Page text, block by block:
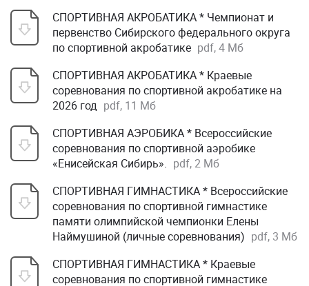
СПОРТИВНАЯ АКРОБАТИКА * Чемпионат и
первенство Сибирского федерального округа
по спортивной акробатике pdf, 4 Мб
СПОРТИВНАЯ АКРОБАТИКА * Краевые
соревнования по спортивной акробатике на
2026 год pdf, 11 Мб
СПОРТИВНАЯ АЭРОБИКА * Всероссийские
соревнования по спортивной аэробике
«Енисейская Сибирь». pdf, 2 Мб
СПОРТИВНАЯ ГИМНАСТИКА * Всероссийские
соревнования по спортивной гимнастике
памяти олимпийской чемпионки Елены
Наймушиной (личные соревнования) pdf, 3 Мб
СПОРТИВНАЯ ГИМНАСТИКА * Краевые
соревнования по спортивной гимнастике